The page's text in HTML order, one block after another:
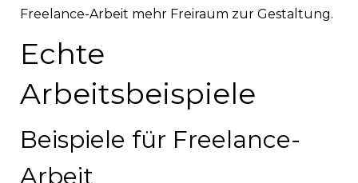
Freelance-Arbeit mehr Freiraum zur Gestaltung.
Echte
Arbeitsbeispiele
Beispiele für Freelance-
Arbeit